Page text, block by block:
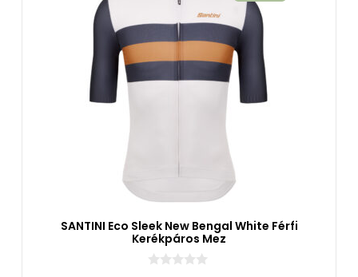
SANTINI Eco Sleek New Bengal White Férfi
Kerékpáros Mez